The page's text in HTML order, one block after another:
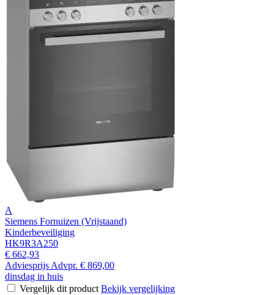
A
Siemens Fornuizen (Vrijstaand)
Kinderbeveiliging
HK9R3A250
€ 662,93
Adviesprijs Advpr. € 869,00
dinsdag in huis
Vergelijk dit product Bekijk vergelijking